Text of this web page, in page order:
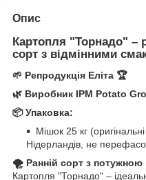
Опис
Картопля "Торнадо" –
сорт з відмінними
🌱 Репродукція Еліта 🏆
🌿 Виробник IPM Potato
📦 Упаковка:
Мішок 25 кг
Нідерландів, не
🌪️ Ранній сорт з потужною
Картопля "Торнадо" –